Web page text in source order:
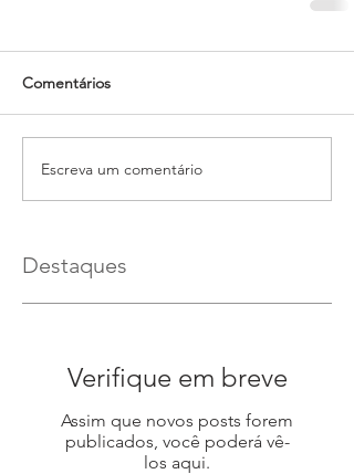
Comentários
Escreva um comentário
Destaques
Verifique em breve
Assim que novos posts forem
publicados, você poderá vê-
los aqui.